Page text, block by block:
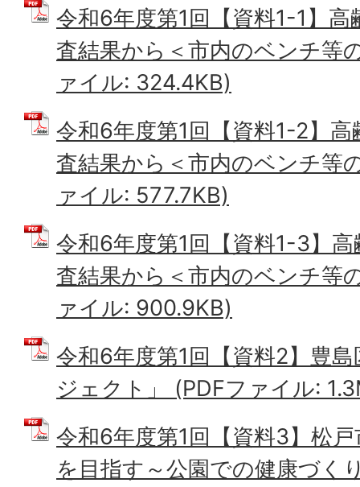
令和6年度第1回【資料1-1】
査結果から＜市内のベンチ等
ァイル: 324.4KB)
令和6年度第1回【資料1-2】
査結果から＜市内のベンチ等
ァイル: 577.7KB)
令和6年度第1回【資料1-3】
査結果から＜市内のベンチ等
ァイル: 900.9KB)
令和6年度第1回【資料2】豊
ジェクト」 (PDFファイル:
令和6年度第1回【資料3】松
を目指す～公園での健康づく